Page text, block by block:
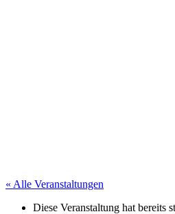
« Alle Veranstaltungen
Diese Veranstaltung hat bereits